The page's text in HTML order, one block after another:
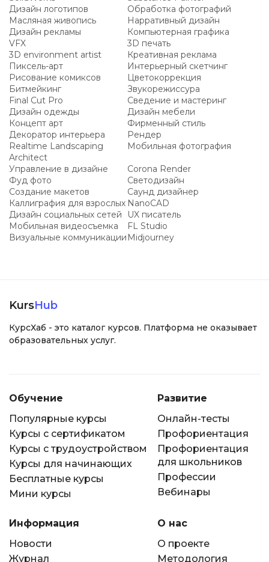
Дизайн логотипов
Обработка фотографий
Масляная живопись
Нарративный дизайн
Дизайн рекламы
Компьютерная графика
VFX
3D печать
3D environment artist
Креативная реклама
Пиксель-арт
Интерьерный скетчинг
Рисование комиксов
Цветокоррекция
Битмейкинг
Звукорежиссура
Final Cut Pro
Сведение и мастеринг
Дизайн одежды
Дизайн мебели
Концепт арт
Фирменный стиль
Декоратор интерьера
Рендер
Realtime Landscaping
Architect
Мобильная фотография
Управление в дизайне
Corona Render
Фуд фото
Светодизайн
Создание макетов
Саунд дизайнер
Каллиграфия для взрослых NanoCAD
Дизайн социальных сетей
UX писатель
Мобильная видеосъемка
FL Studio
Визуальные коммуникации Midjourney
KursHub
КурсХаб - это каталог курсов. Платформа не оказывает
образовательных услуг.
Обучение
Популярные курсы
Курсы с сертификатом
Курсы с трудоустройством
Курсы для начинающих
Бесплатные курсы
Мини курсы
Развитие
Онлайн-тесты
Профориентация
Профориентация
для школьников
Профессии
Вебинары
Информация
Новости
Журнал
О нас
О проекте
Методология